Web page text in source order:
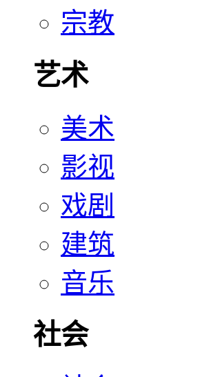
宗教
艺术
美术
影视
戏剧
建筑
音乐
社会